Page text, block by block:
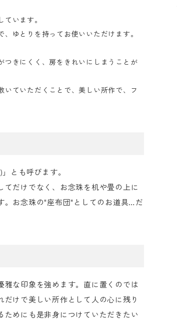
います。
ゆとりを持ってお使いいただけます。
つきにくく、房をきれいにしまうことが
いていただくことで、美しい所作で、フ
とも呼びます。
だけでなく、お念珠を机や畳の上に
。お念珠の"座布団"としてのお道具…だ
な印象を強めます。直に置くのでは
けで美しい所作として人の心に残り
めにも是非身につけていただきたい